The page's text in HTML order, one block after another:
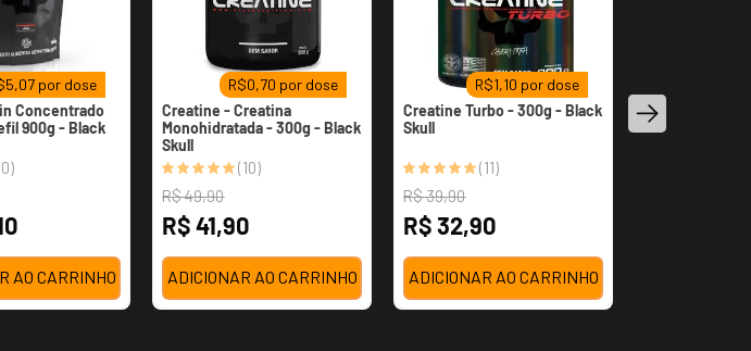
5,07por dose
Concentrado
900g - Black
0)
AO CARRINHO
R$0,70 por dose
Creatine - Creatina
Monohidratada - 300g - Black
Skull
(10)
R$49,90
R$ 41,90
ADICIONAR AO CARRINHO
R$1,10 por dose
Creatine Turbo - 300g - Black
Skull
(11)
R$39,90
R$ 32,90
ADICIONAR AO CARRINHO